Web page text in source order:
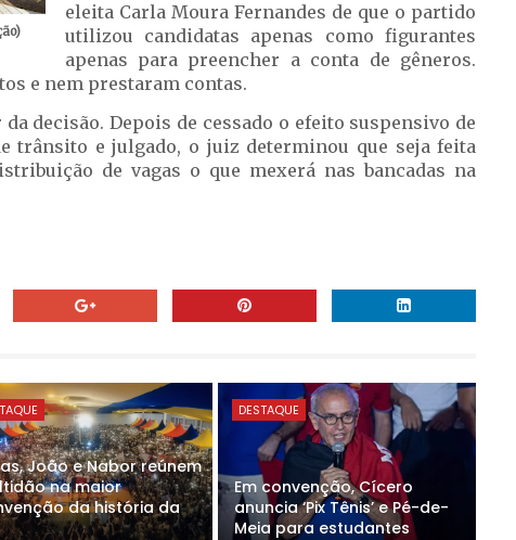
eleita Carla Moura Fernandes de que o partido
utilizou candidatas apenas como figurantes
apenas para preencher a conta de gêneros.
e nem prestaram contas.
decisão. Depois de cessado o efeito suspensivo de
trânsito e julgado, o juiz determinou que seja feita
de vagas o que mexerá nas bancadas na
João e Nabor reúnem
na maior
da história da
DESTAQUE
Em convenção, Cícero
anuncia ‘Pix Tênis’ e Pé-de-
Meia para estudantes